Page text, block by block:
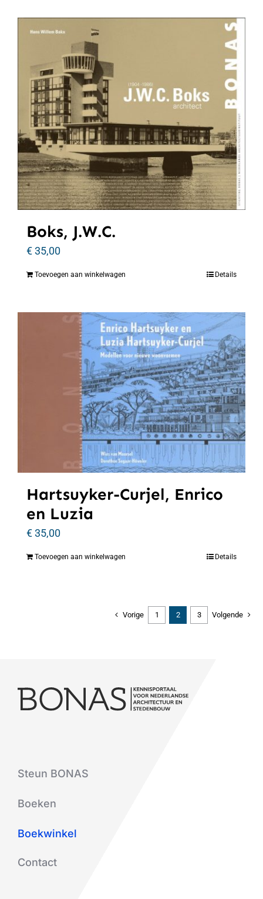
Boks, J.W.C.
€35,00
Toevoegen aan winkelwagen Details
Hartsuyker-Curjel, Enrico
en Luzia
€35,00
Toevoegen aan winkelwagen Details
Vorige 1 2 3 Volgende
Steun BONAS
Boeken
Boekwinkel
Contact